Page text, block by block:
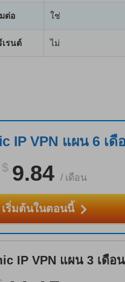
ต่อ ใช่
รนต์ ไม่
IP VPN แผน 6 เดื
$ 9.84 / เดือน
เริ่มต้นในตอนนี้
IP VPN แผน 3 เดือน